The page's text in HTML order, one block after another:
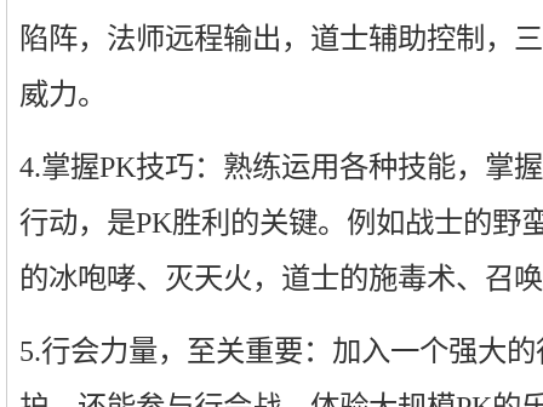
陷阵，法师远程输出，道士辅助控制，
威力。
4.掌握PK技巧：熟练运用各种技能，掌
行动，是PK胜利的关键。例如战士的野
的冰咆哮、灭天火，道士的施毒术、召
5.行会力量，至关重要：加入一个强大